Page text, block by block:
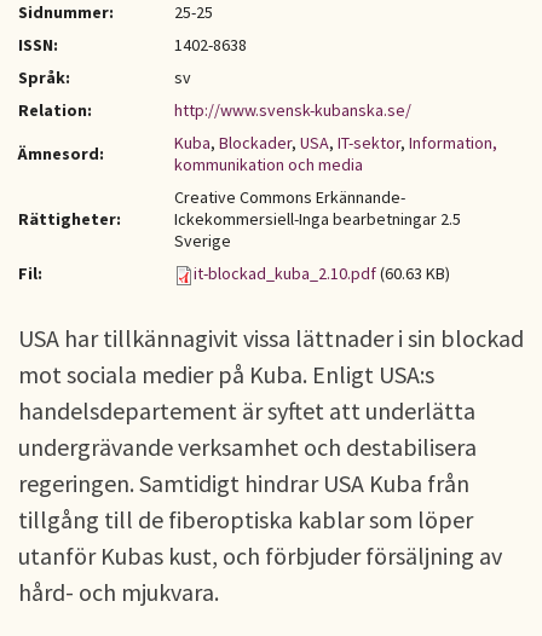
Sidnummer:
25-25
ISSN:
1402-8638
Språk:
sv
Relation:
http://www.svensk-kubanska.se/
Ämnesord:
Kuba, Blockader, USA, IT-sektor, Information,
kommunikation och media
Rättigheter:
Creative Commons Erkännande-
Ickekommersiell-Inga bearbetningar 2.5
Sverige
Fil:
it-blockad_kuba_2.10.pdf(60.63 KB)
USA har tillkännagivit vissa lättnader i sin blockad
mot sociala medier på Kuba. Enligt USA:s
handelsdepartement är syftet att underlätta
undergrävande verksamhet och destabilisera
regeringen. Samtidigt hindrar USA Kuba från
tillgång till de fiberoptiska kablar som löper
utanför Kubas kust, och förbjuder försäljning av
hård- och mjukvara.